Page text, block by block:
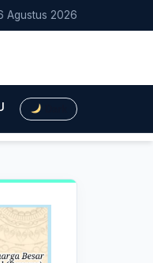
Naik Kelas, DPRD Minta
Agustus 2026
HUKUMLIPUTAN